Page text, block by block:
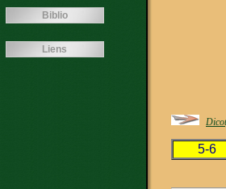
Biblio
Liens
5-6